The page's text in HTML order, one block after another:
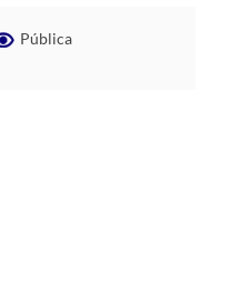
Pública